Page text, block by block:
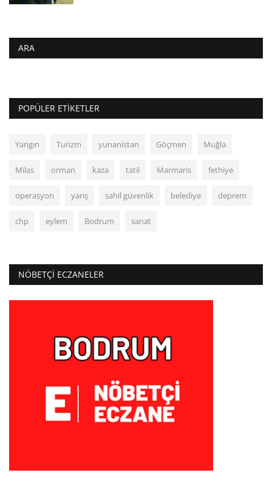
ARA
POPÜLER ETIKETLER
Yangın Turizm yunanistan Göçmen Muğla
Milas orman kaza tatil Marmaris fethiye
operasyon yarış sahil güvenlik belediye deprem
chp eylem Bodrum sanat
NÖBETÇI ECZANELER